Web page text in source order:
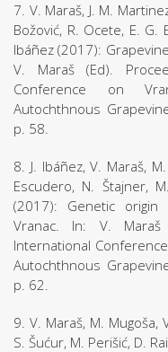
7. V. Maraš, J. M.
Božović, R. Ocete, E. G.
Ibáñez (2017):
V. Maraš (Ed).
Conference on
Autochthnous
p. 58.
8. J. Ibáñez, V. Maraš,
Escudero, N. Štajner,
(2017): Genetic
Vranac. In: V.
International
Autochthnous
p. 62.
9. V. Maraš, M. Mugoša,
S. Šućur, M. Perišić, D.